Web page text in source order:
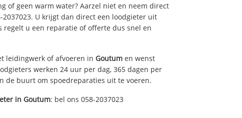
of geen warm water? Aarzel niet en neem direct
2037023. U krijgt dan direct een loodgieter uit
regelt u een reparatie of offerte dus snel en
leidingwerk of afvoeren in Goutum en wenst
werken 24 uur per dag, 365 dagen per
de buurt om spoedreparaties uit te voeren.
in Goutum: bel ons 058-2037023